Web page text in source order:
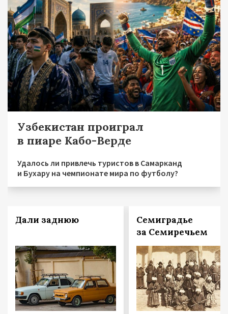
Узбекистан проиграл
в пиаре Кабо-Верде
Удалось ли привлечь туристов в Самарканд
и Бухару на чемпионате мира по футболу?
Дали заднюю
Семиградье
за Семиречьем